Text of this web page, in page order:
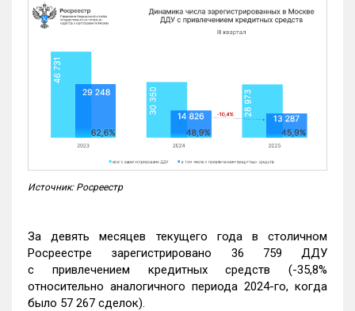
Источник: Росреестр
За девять месяцев текущего года в столичном
Росреестре зарегистрировано 36 759 ДДУ
с привлечением кредитных средств (-35,8%
относительно аналогичного периода 2024-го, когда
было 57 267 сделок).